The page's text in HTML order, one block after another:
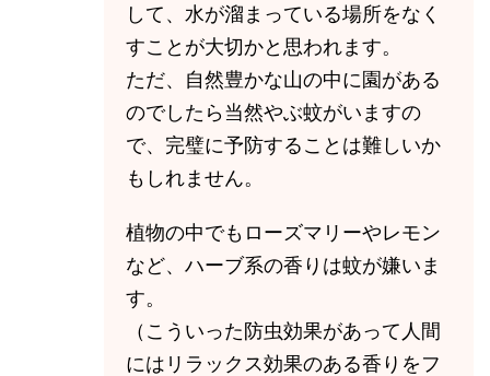
して、水が溜まっている場所をなく
すことが大切かと思われます。
ただ、自然豊かな山の中に園がある
のでしたら当然やぶ蚊がいますの
で、完璧に予防することは難しいか
もしれません。
植物の中でもローズマリーやレモン
など、ハーブ系の香りは蚊が嫌いま
す。
（こういった防虫効果があって人間
にはリラックス効果のある香りをフ